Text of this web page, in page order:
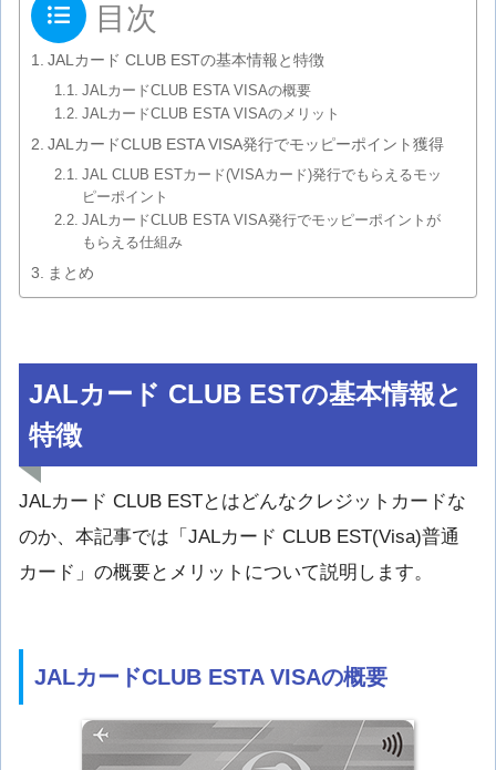
目次
JALカード CLUB ESTの基本情報と特徴
JALカードCLUB ESTA VISAの概要
JALカードCLUB ESTA VISAのメリット
JALカードCLUB ESTA VISA発行でモッピーポイント獲得
JAL CLUB ESTカード(VISAカード)発行でもらえるモッ
ピーポイント
JALカードCLUB ESTA VISA発行でモッピーポイントが
もらえる仕組み
まとめ
JALカード CLUB ESTの基本情報と
特徴
JALカード CLUB ESTとはどんなクレジットカードな
のか、本記事では「JALカード CLUB EST(Visa)普通
カード」の概要とメリットについて説明します。
JALカードCLUB ESTA VISAの概要